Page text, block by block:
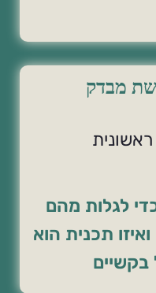
לגלות מהם
תכנית הוא
בקשיים